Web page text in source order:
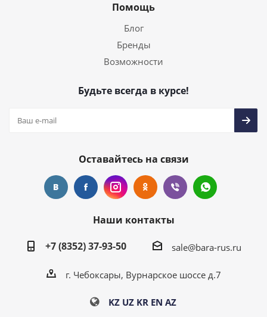
Помощь
Блог
Бренды
Возможности
Будьте всегда в курсе!
Оставайтесь на связи
Наши контакты
+7 (8352) 37-93-50
sale@bara-rus.ru
г. Чебоксары, Вурнарское шоссе д.7
KZ UZ KR EN AZ